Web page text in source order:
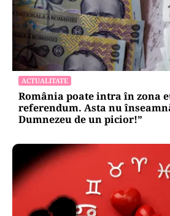
ACTUALITATE
România poate intra în zona
referendum. Asta nu
Dumnezeu de un picior!”